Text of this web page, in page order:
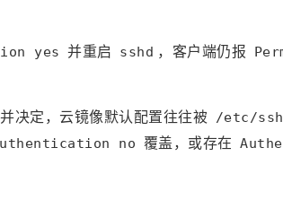
yes 并重启 sshd ，客户端仍报
决定，云镜像默认配置往往被
/etc/
no 覆盖，或存在